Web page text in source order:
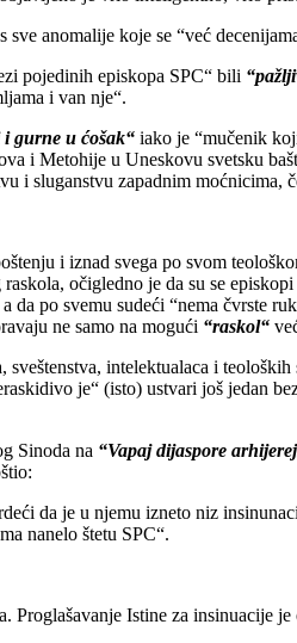
anomalije koje se “već
pojedinih episkopa SPC“ bili
i van nje“.
i gurne u ćošak“ iako je “mučenik
i Metohije u Uneskovu svetsku
i sluganstvu zapadnim
i iznad svega po svom
očigledno je da su se
da po svemu sudeći “nema
ne samo na mogući “raskol“
intelektualaca i
je“ (isto) ustvari još jedan
Sinoda na “Vapaj dijaspore
da je u njemu izneto niz
nanelo štetu SPC“.
Proglašavanje Istine za insinuacije